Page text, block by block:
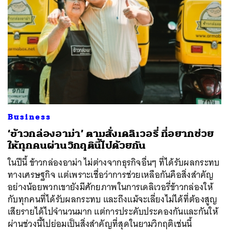
Business
‘ข้าวกล่องอาม่า’ ตามสั่งเดลิเวอรี่ ที่อยากช่วย
ให้ทุกคนผ่านวิกฤตินี้ไปด้วยกัน
ในปีนี้ ข้าวกล่องอาม่า ไม่ต่างจากธุรกิจอื่นๆ ที่ได้รับผลกระทบ
ทางเศรษฐกิจ แต่เพราะเชื่อว่าการช่วยเหลือกันคือสิ่งสำคัญ
อย่างน้อยพวกเขายังมีศักยภาพในการเดลิเวอรี่ข้าวกล่องให้
กับทุกคนที่ได้รับผลกระทบ และถึงแม้จะเลี่ยงไม่ได้ที่ต้องสูญ
เสียรายได้ไปจำนวนมาก แต่การประคับประคองกันและกันให้
ผ่านช่วงนี้ไปย่อมเป็นสิ่งสำคัญที่สุดในยามวิกฤติเช่นนี้
ค้นหา
EMAIL